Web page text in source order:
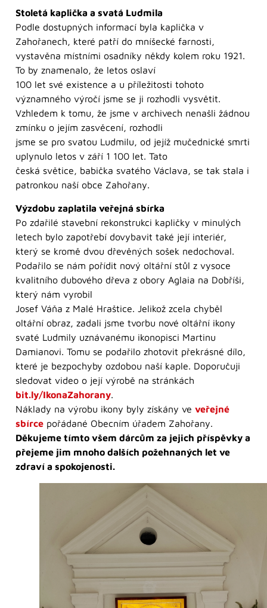
Stoletá kaplička a svatá Ludmila
Podle dostupných informací byla kaplička v
Zahořanech, které patří do mníšecké farnosti,
vystavěna místními osadníky někdy kolem roku 1921.
To by znamenalo, že letos oslaví
100 let své existence a u příležitosti tohoto
významného výročí jsme se ji rozhodli vysvětit.
Vzhledem k tomu, že jsme v archivech nenašli žádnou
zmínku o jejím zasvěcení, rozhodli
jsme se pro svatou Ludmilu, od jejíž mučednické smrti
uplynulo letos v září 1 100 let. Tato
česká světice, babička svatého Václava, se tak stala i
patronkou naší obce Zahořany.
Výzdobu zaplatila veřejná sbírka
Po zdařilé stavební rekonstrukci kapličky v minulých
letech bylo zapotřebí dovybavit také její interiér,
který se kromě dvou dřevěných sošek nedochoval.
Podařilo se nám pořídit nový oltářní stůl z vysoce
kvalitního dubového dřeva z obory Aglaia na Dobříši,
který nám vyrobil
Josef Váňa z Malé Hraštice. Jelikož zcela chyběl
oltářní obraz, zadali jsme tvorbu nové oltářní ikony
svaté Ludmily uznávanému ikonopisci Martinu
Damianovi. Tomu se podařilo zhotovit překrásné dílo,
které je bezpochyby ozdobou naší kaple. Doporučuji
sledovat video o její výrobě na stránkách
bit.ly/IkonaZahorany.
Náklady na výrobu ikony byly získány ve veřejné
sbírce pořádané Obecním úřadem Zahořany.
Děkujeme tímto všem dárcům za jejich příspěvky a
přejeme jim mnoho dalších požehnaných let ve
zdraví a spokojenosti.